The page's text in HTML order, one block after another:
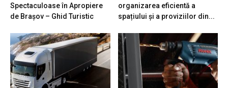
Spectaculoase în Apropiere
de Brașov – Ghid Turistic
organizarea eficientă a
spațiului și a proviziilor din...